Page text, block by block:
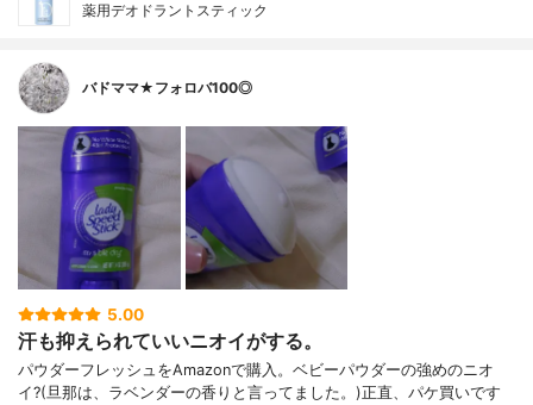
薬用デオドラントスティック
バドママ★フォロバ100◎
5.00
汗も抑えられていいニオイがする。
パウダーフレッシュをAmazonで購入。ベビーパウダーの強めのニオ
イ?(旦那は、ラベンダーの香りと言ってました。)正直、パケ買いです